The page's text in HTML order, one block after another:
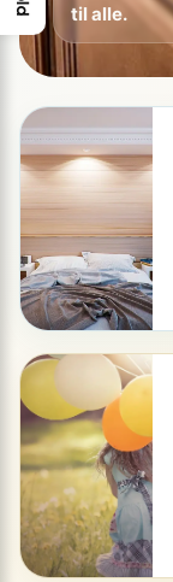
til alle.